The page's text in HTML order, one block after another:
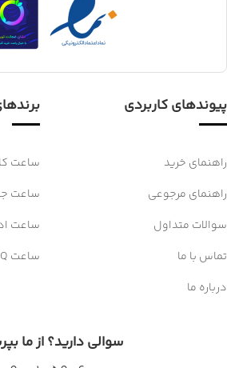
پیوندهای کاربردی
راهنمای خرید
راهنمای مرجوعی
سوالات متداول
تماس با ما
درباره ما
ساعت
ساعت
ساعت
ساعت Q&Q
سوالی دارید؟ از ما